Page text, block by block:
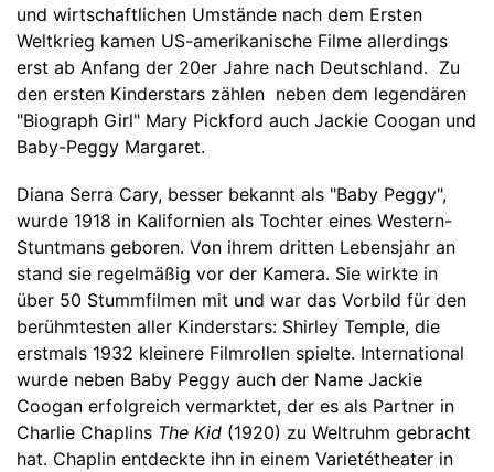
und wirtschaftlichen Umstände nach dem Ersten
Weltkrieg kamen US-amerikanische Filme allerdings
erst ab Anfang der 20er Jahre nach Deutschland. Zu
den ersten Kinderstars zählen neben dem legendären
"Biograph Girl" Mary Pickford auch Jackie Coogan und
Baby-Peggy Margaret.
Diana Serra Cary, besser bekannt als "Baby Peggy",
wurde 1918 in Kalifornien als Tochter eines Western-
Stuntmans geboren. Von ihrem dritten Lebensjahr an
stand sie regelmäßig vor der Kamera. Sie wirkte in
über 50 Stummfilmen mit und war das Vorbild für den
berühmtesten aller Kinderstars: Shirley Temple, die
erstmals 1932 kleinere Filmrollen spielte. International
wurde neben Baby Peggy auch der Name Jackie
Coogan erfolgreich vermarktet, der es als Partner in
Charlie Chaplins The Kid (1920) zu Weltruhm gebracht
hat. Chaplin entdeckte ihn in einem Varietétheater in